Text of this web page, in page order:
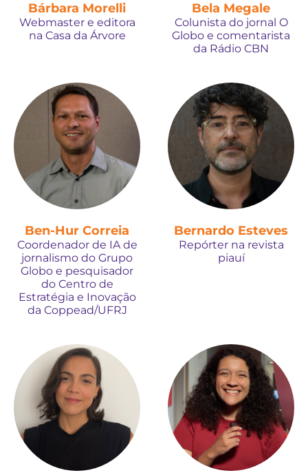
Bárbara Morelli
Webmaster e editora
na Casa da Árvore
Bela Megale
Colunista do jornal O
Globo e comentarista
da Rádio CBN
Ben-Hur Correia
Coordenador de IA de
jornalismo do Grupo
Globo e pesquisador
do Centro de
Estratégia e Inovação
da Coppead/UFRJ
Bernardo Esteves
Repórter na revista
piauí